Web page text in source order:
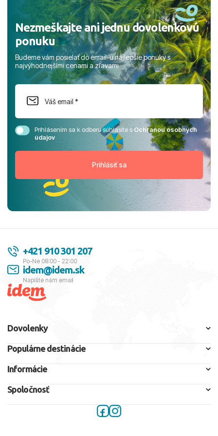
Nezmeškajte ani jednu dovolenkovú
ponuku
Budeme vám posielať do email-u najlepšie ponuky s
najvýhodnejšími cenami a zľavami
Prihlásením sa k odberu súhlasíte sOchranou osobných
údajov
+421 910 301 207
Po-Ne 08:00 - 22:00
idem@idem.sk
Napíšte nám email
Dovolenky
Populárne destinácie
Informácie
Spoločnosť